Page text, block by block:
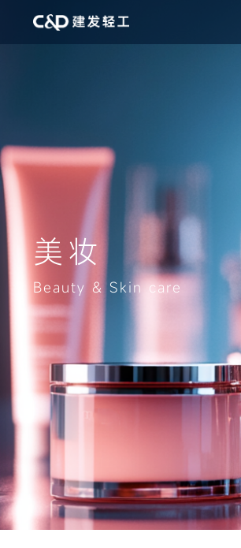
美妆
Beauty & Skin care